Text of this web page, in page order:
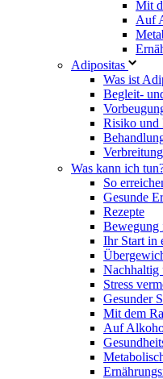
Mit
Auf
Adipositas
Was ist
Begleit-
Risiko und
Verbreitung
Was kann ich
So
Gesunde
Rezepte
Bewegung
Ihr Start in
Nachhaltig
Stress
Gesunder
Mit dem
Auf